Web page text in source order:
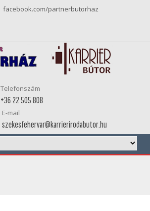
facebook.com/partnerbutorhaz
Telefonszám
+36 22 505 808
E-mail
szekesfehervar@karrierirodabutor.hu